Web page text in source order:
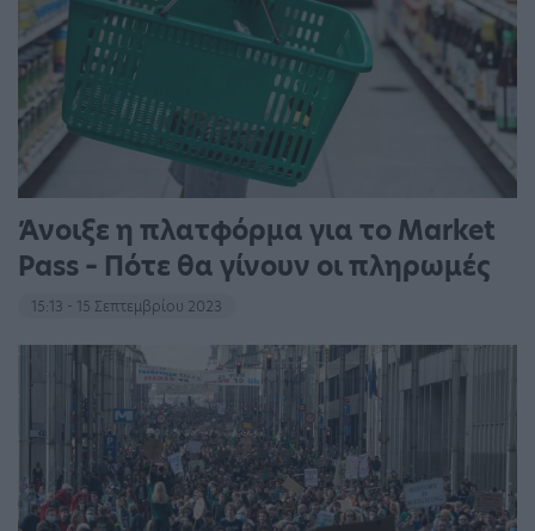
Άνοιξε η πλατφόρμα για το Market
Pass – Πότε θα γίνουν οι πληρωμές
15:13 - 15 Σεπτεμβρίου 2023